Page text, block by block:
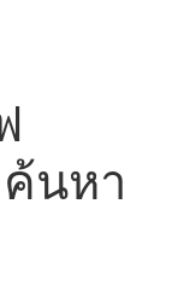
นหา